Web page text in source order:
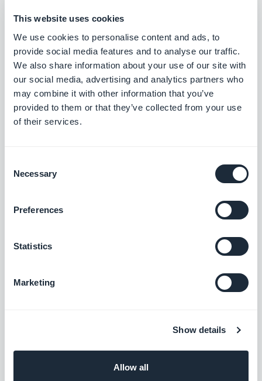
This website uses cookies
We use cookies to personalise content and ads, to
provide social media features and to analyse our traffic.
We also share information about your use of our site with
our social media, advertising and analytics partners who
may combine it with other information that you’ve
provided to them or that they’ve collected from your use
of their services.
Selection
Necessary
Preferences
Statistics
Marketing
Show details
Allow all
Con la nueva arquitectura ya en funcionamiento,
todo el equipo está deseando volver a trabajar en
el desarrollo de productos y en las nuevas
funciones que tenemos previsto poner en línea.
Soy CMO y socio de GoodBarber. A través de
GoodBarber, análisis sobre las tendencias que
impacto de la inteligencia artificial en nuestro
quieras compartir, conversemos en los